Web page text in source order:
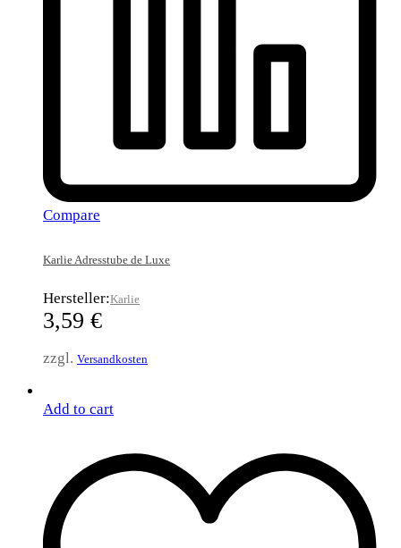
Compare
Karlie Adresstube de Luxe
Hersteller:Karlie
3,59 €
zzgl. Versandkosten
Add to cart